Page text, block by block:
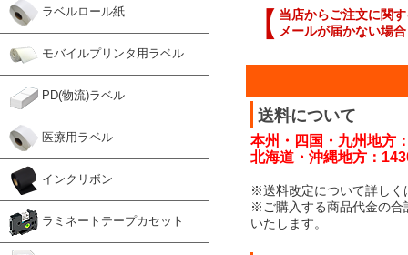
ラベルロール紙
モバイルプリンタ用ラベル
PD(物流)ラベル
医療用ラベル
インクリボン
ラミネートテープカセット
【 当店からご注文に関
メールが届かない場合
送料について
本州・四国・九州地方
北海道・沖縄地方：
※送料改定について詳しく
※ご購入する商品代金の合
いたします。